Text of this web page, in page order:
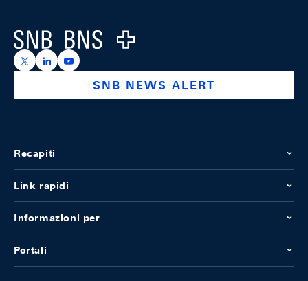
Logo
https://x.com/snb_bns
https://ch.linkedin.com/company/swiss-national-
https://www.youtube.com/@swissnationalbank
SNB NEWS ALERT
Recapiti
Link rapidi
Informazioni per
Portali